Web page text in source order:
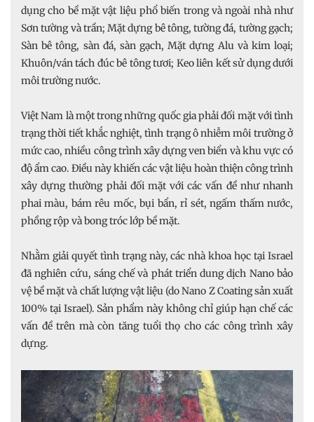
dụng cho bề mặt vật liệu phổ biến trong và ngoài nhà như
Sơn tường và trần; Mặt dựng bê tông, tường đá, tường gạch;
Sàn bê tông, sàn đá, sàn gạch, Mặt dựng Alu và kim loại;
Khuôn/ván tách đúc bê tông tươi; Keo liên kết sử dụng dưới
môi trường nước.
Việt Nam là một trong những quốc gia phải đối mặt với tình
trạng thời tiết khắc nghiệt, tình trạng ô nhiễm môi trường ở
mức cao, nhiều công trình xây dựng ven biển và khu vực có
độ ẩm cao. Điều này khiến các vật liệu hoàn thiện công trình
xây dựng thường phải đối mặt với các vấn đề như nhanh
phai màu, bám rêu mốc, bụi bẩn, rỉ sét, ngấm thấm nước,
phồng rộp và bong tróc lớp bề mặt.
Nhằm giải quyết tình trạng này, các nhà khoa học tại Israel
đã nghiên cứu, sáng chế và phát triển dung dịch Nano bảo
vệ bề mặt và chất lượng vật liệu (do Nano Z Coating sản xuất
100% tại Israel). Sản phẩm này không chỉ giúp hạn chế các
vấn đề trên mà còn tăng tuổi thọ cho các công trình xây
dựng.